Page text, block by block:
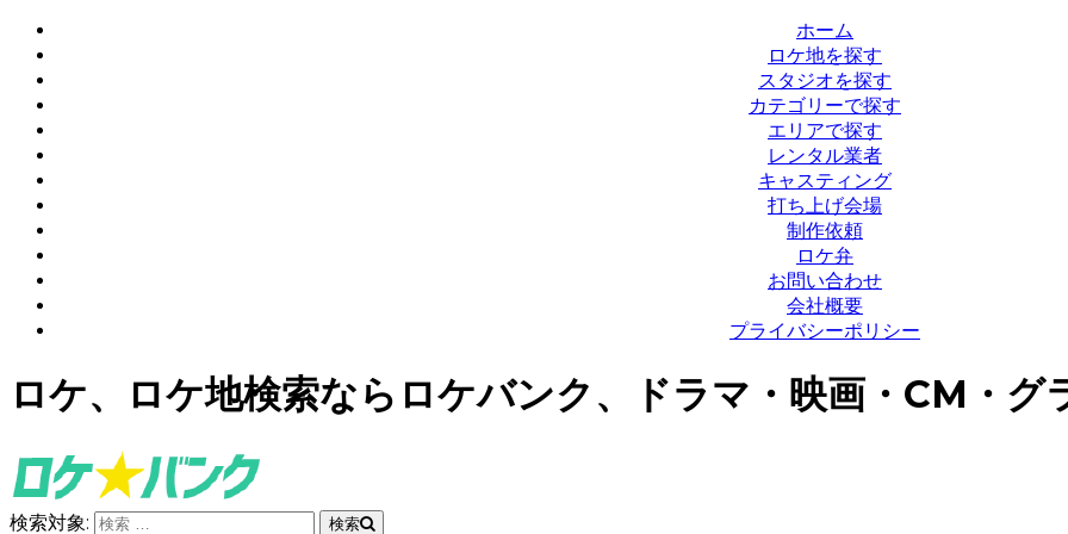
ホーム
ロケ地を探す
スタジオを探す
カテゴリーで探す
エリアで探す
レンタル業者
キャスティング
打ち上げ会場
制作依頼
ロケ弁
お問い合わせ
会社概要
プライバシーポリシー
ロケ、ロケ地検索ならロケバンク、ドラマ・映画・CM・グ
検索対象: 検索